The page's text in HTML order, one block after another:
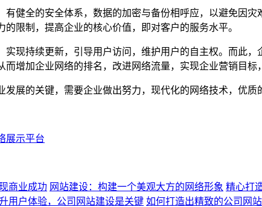
有健全的安全体系，数据的加密与备份相呼应，以避免因
限制，提高企业的核心价值，即对客户的服务水平。
实现持续更新，引导用户访问，维护用户的自主权。而此
增加企业网络的排名，改进网络流量，实现企业营销目标
展的关键，需要企业做出努力，现代化的网络技术，优
展示平台
商业成功 网站建设：构建一个美观大方的网络形象 精心打
用户体验，公司网站建设是关键 如何打造出精致的公司网站